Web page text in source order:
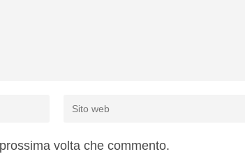
volta che commento.